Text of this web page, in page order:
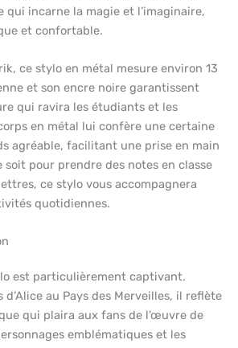
qui incarne la magie et l’imaginaire,
et confortable.
ce stylo en métal mesure environ 13
et son encre noire garantissent
qui ravira les étudiants et les
en métal lui confère une certaine
agréable, facilitant une prise en main
soit pour prendre des notes en classe
ce stylo vous accompagnera
quotidiennes.
est particulièrement captivant.
d’Alice au Pays des Merveilles, il reflète
qui plaira aux fans de l’œuvre de
emblématiques et les